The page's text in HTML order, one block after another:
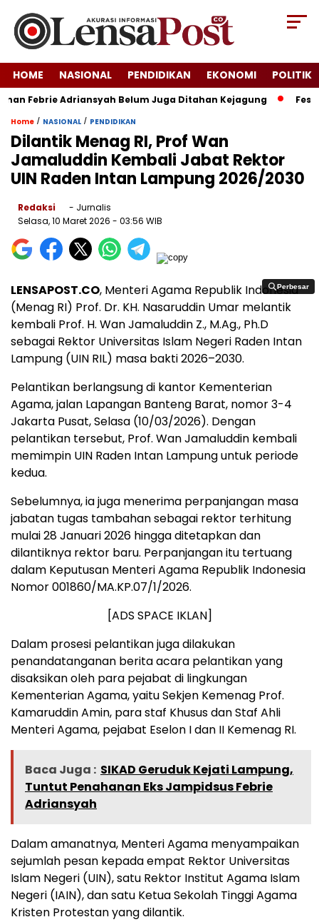
HOME NASIONAL PENDIDIKAN EKONOMI POLITIK
Febrie Adriansyah Belum Juga Ditahan Kejagung
Home / NASIONAL / PENDIDIKAN
Dilantik Menag RI, Prof Wan
Jamaluddin Kembali Jabat Rektor
UIN Raden Intan Lampung 2026/2030
Redaksi
- Jurnalis
Selasa, 10 Maret 2026 - 03:56 WIB
Perbesar
Perbesar
LENSAPOST.CO, Menteri Agama Republik Indonesia
(Menag RI) Prof. Dr. KH. Nasaruddin Umar melantik
kembali Prof. H. Wan Jamaluddin Z., M.Ag., Ph.D
sebagai Rektor Universitas Islam Negeri Raden Intan
Lampung (UIN RIL) masa bakti 2026–2030.
Pelantikan berlangsung di kantor Kementerian
Agama, jalan Lapangan Banteng Barat, nomor 3-4
Jakarta Pusat, Selasa (10/03/2026). Dengan
pelantikan tersebut, Prof. Wan Jamaluddin kembali
memimpin UIN Raden Intan Lampung untuk periode
kedua.
Sebelumnya, ia juga menerima perpanjangan masa
jabatan tugas tambahan sebagai rektor terhitung
mulai 28 Januari 2026 hingga ditetapkan dan
dilantiknya rektor baru. Perpanjangan itu tertuang
dalam Keputusan Menteri Agama Republik Indonesia
Nomor 001860/MA.KP.07/1/2026.
[ADS SPACE IKLAN]
Dalam prosesi pelantikan juga dilakukan
penandatanganan berita acara pelantikan yang
disaksikan oleh para pejabat di lingkungan
Kementerian Agama, yaitu Sekjen Kemenag Prof.
Kamaruddin Amin, para staf Khusus dan Staf Ahli
Menteri Agama, pejabat Eselon I dan II Kemenag RI.
Baca Juga : SIKAD Geruduk Kejati Lampung,
Tuntut Penahanan Eks Jampidsus Febrie
Adriansyah
Dalam amanatnya, Menteri Agama menyampaikan
sejumlah pesan kepada empat Rektor Universitas
Islam Negeri (UIN), satu Rektor Institut Agama Islam
Negeri (IAIN), dan satu Ketua Sekolah Tinggi Agama
Kristen Protestan yang dilantik.